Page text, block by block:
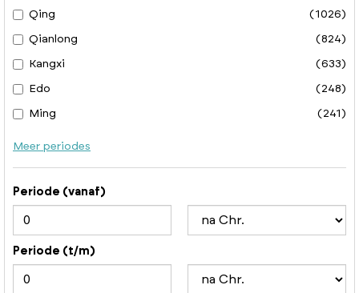
Qing
(1026)
Qianlong (824)
Kangxi (633)
Edo (248)
Ming (241)
Meer periodes
Periode (vanaf)
Periode (t/m)